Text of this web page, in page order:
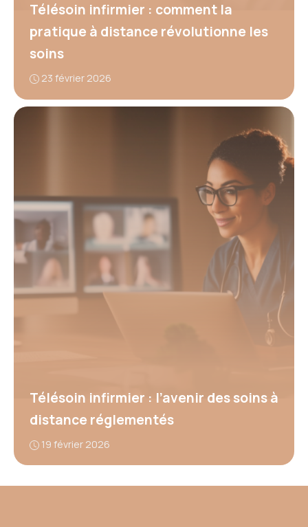
Télésoin infirmier : comment la
pratique à distance révolutionne les
soins
23 février 2026
Télésoin infirmier : l’avenir des soins à
distance réglementés
19 février 2026